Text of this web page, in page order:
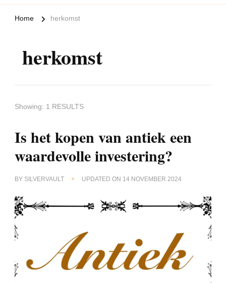
Home herkomst
herkomst
Showing: 1 RESULTS
Is het kopen van antiek een
waardevolle investering?
BY SILVERVAULT UPDATED ON 14 NOVEMBER 2024